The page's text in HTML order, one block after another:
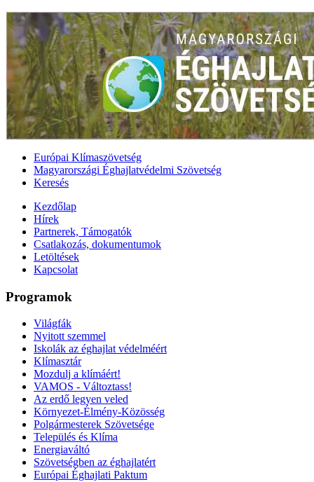
Európai Klímaszövetség
Magyarországi Éghajlatvédelmi Szövetség
Keresés
Kezdőlap
Hírek
Partnerek, Támogatók
Csatlakozás, dokumentumok
Letöltések
Kapcsolat
Programok
Világfák
Nyitott szemmel
Iskolák az éghajlat védelméért
Klímasztár
Mozdulj a klímáért!
VAMOS - Változtass!
Az erdő legyen veled
Környezet-Élmény-Közösség
Polgármesterek Szövetsége
Település és Klíma
Energiaváltó
Szövetségben az éghajlatért
Európai Éghajlati Paktum